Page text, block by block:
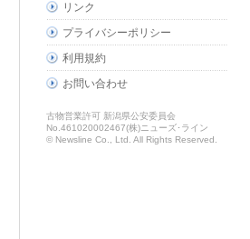
リンク
プライバシーポリシー
利用規約
お問い合わせ
古物営業許可 新潟県公安委員会
No.461020002467(株)ニューズ･ライン
© Newsline Co., Ltd. All Rights Reserved.